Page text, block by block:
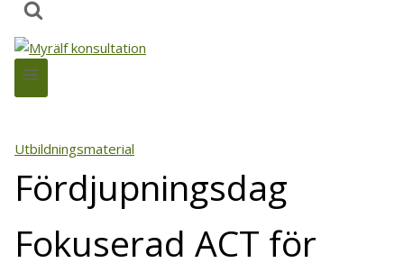
Utbildningsmaterial
Fördjupningsdag
Fokuserad ACT för